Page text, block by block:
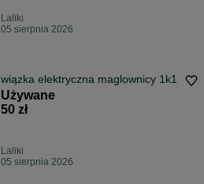
Laliki
05 sierpnia 2026
wiązka elektryczna maglownicy 1k1
Używane
50 zł
Laliki
05 sierpnia 2026